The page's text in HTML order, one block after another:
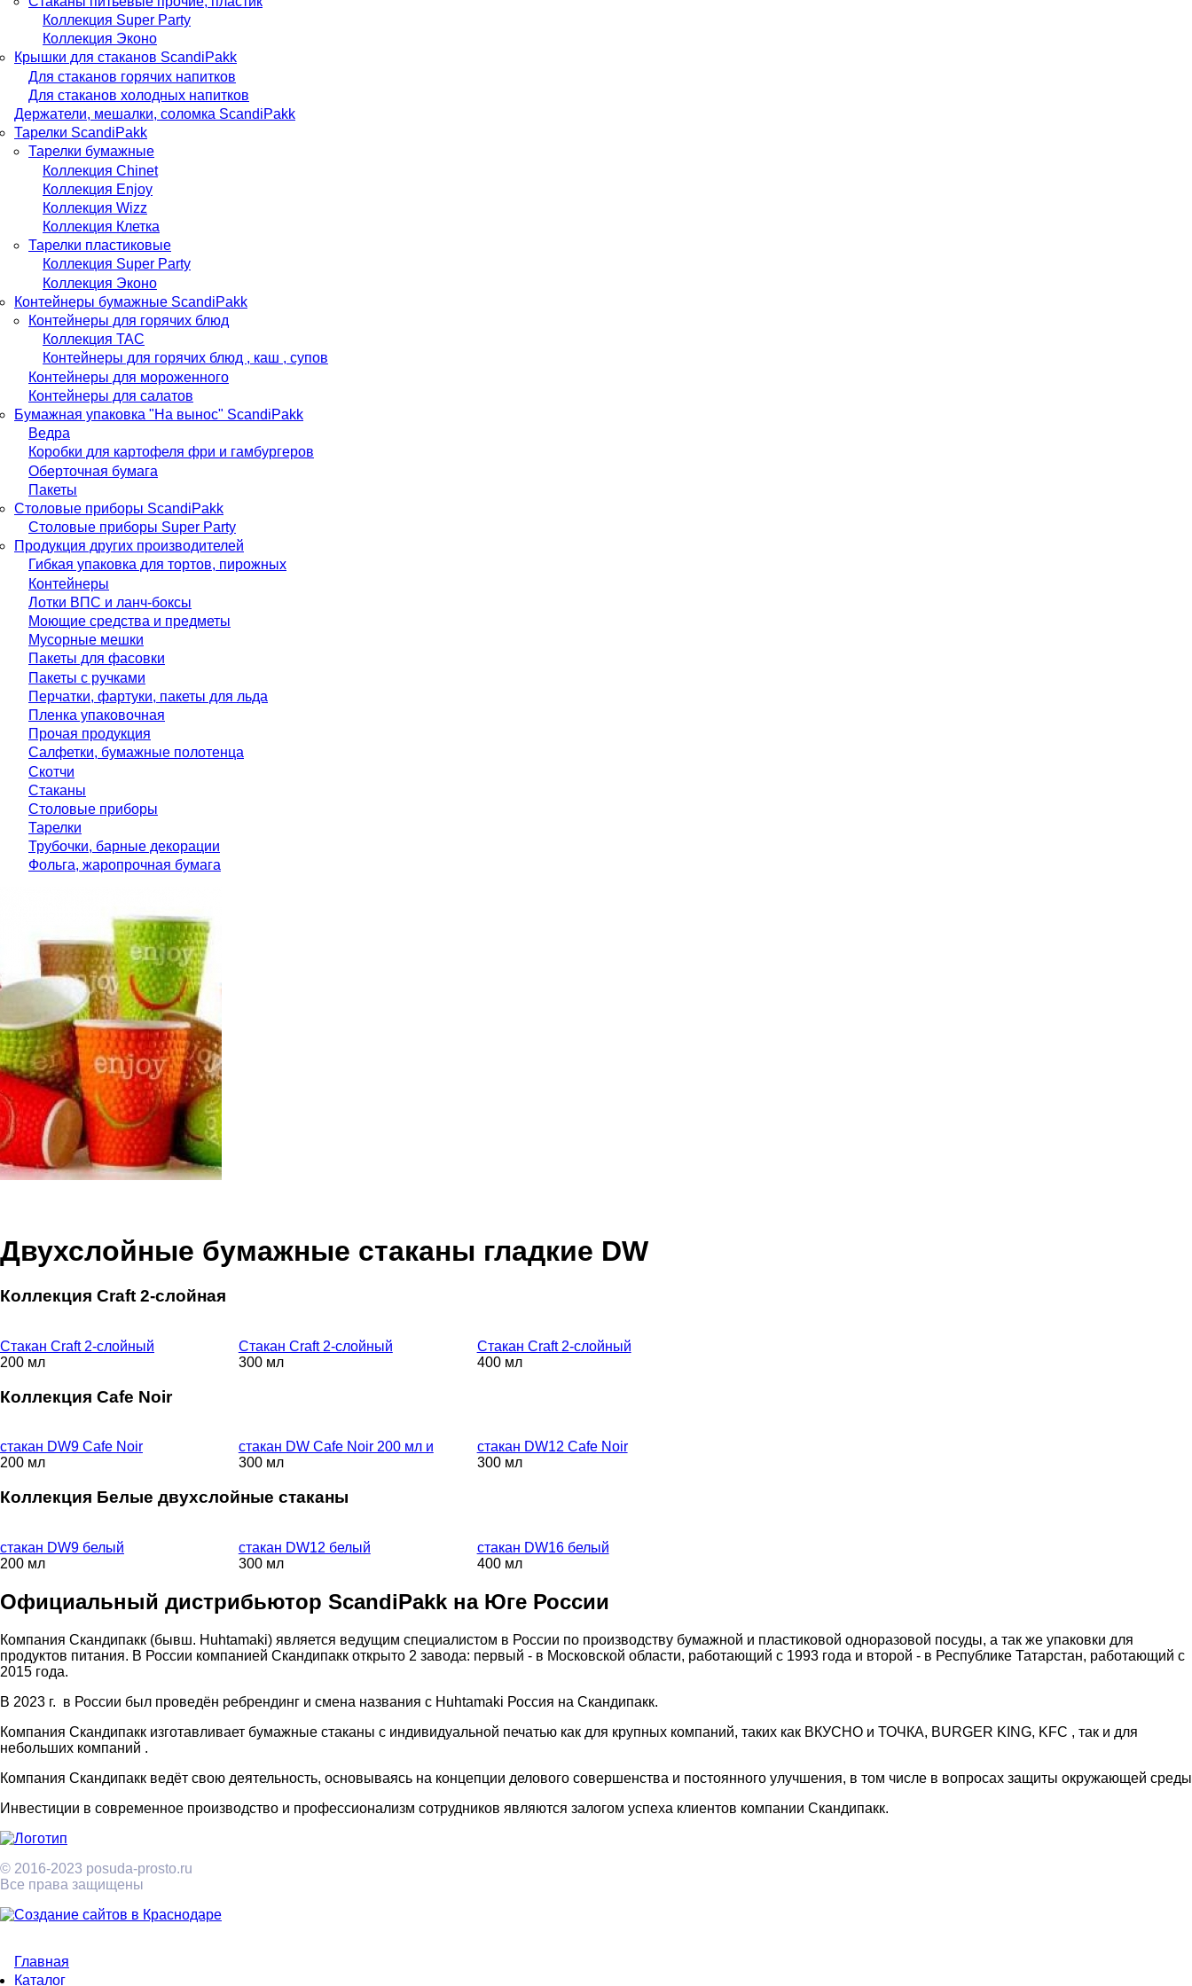
Коллекция Super Party
Коллекция Эконо
Крышки для стаканов ScandiPakk
Для стаканов горячих напитков
Для стаканов холодных напитков
Держатели, мешалки, соломка ScandiPakk
Тарелки ScandiPakk
Тарелки бумажные
Коллекция Chinet
Коллекция Enjoy
Коллекция Wizz
Коллекция Клетка
Тарелки пластиковые
Коллекция Super Party
Коллекция Эконо
Контейнеры бумажные ScandiPakk
Контейнеры для горячих блюд
Коллекция TAC
Контейнеры для горячих блюд , каш , супов
Контейнеры для мороженного
Контейнеры для салатов
Бумажная упаковка "На вынос" ScandiPakk
Ведра
Коробки для картофеля фри и гамбургеров
Оберточная бумага
Пакеты
Столовые приборы ScandiPakk
Столовые приборы Super Party
Продукция других производителей
Гибкая упаковка для тортов, пирожных
Контейнеры
Лотки ВПС и ланч-боксы
Моющие средства и предметы
Мусорные мешки
Пакеты для фасовки
Пакеты с ручками
Перчатки, фартуки, пакеты для льда
Пленка упаковочная
Прочая продукция
Салфетки, бумажные полотенца
Скотчи
Стаканы
Столовые приборы
Тарелки
Трубочки, барные декорации
Фольга, жаропрочная бумага
Двухслойные бумажные стаканы гладкие DW
Коллекция Сraft 2-слойная
Стакан Craft 2-слойный
200 мл
Стакан Craft 2-слойный
300 мл
Стакан Craft 2-слойный
400 мл
Коллекция Cafe Noir
стакан DW9 Cafe Noir
200 мл
стакан DW Cafe Noir 200 мл и
300 мл
стакан DW12 Cafe Noir
300 мл
Коллекция Белые двухслойные стаканы
стакан DW9 белый
200 мл
стакан DW12 белый
300 мл
стакан DW16 белый
400 мл
Официальный дистрибьютор ScandiPakk на Юге России
Компания Скандипакк (бывш. Huhtamaki) является ведущим специалистом в России по производству бумажной и пластиковой одноразовой посуды, а так же упаковки для
продуктов питания. В России компанией Скандипакк открыто 2 завода: первый - в Московской области, работающий с 1993 года и второй - в Республике Татарстан, работающий с
2015 года.
В 2023 г. в России был проведён ребрендинг и смена названия с Huhtamaki Россия на Скандипакк.
Компания Скандипакк изготавливает бумажные стаканы с индивидуальной печатью как для крупных компаний, таких как ВКУСНО и ТОЧКА, BURGER KING, KFC , так и для
небольших компаний .
Компания Скандипакк ведёт свою деятельность, основываясь на концепции делового совершенства и постоянного улучшения, в том числе в вопросах защиты окружающей среды
Инвестиции в современное производство и профессионализм сотрудников являются залогом успеха клиентов компании Скандипакк.
© 2016-2023 posuda-prosto.ru
Все права защищены
Меню
Главная
Каталог